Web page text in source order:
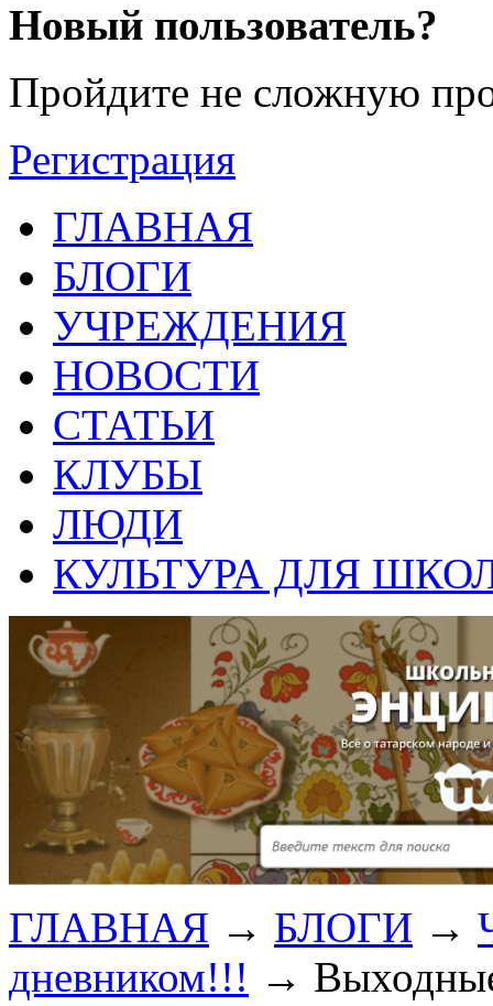
Новый пользователь?
Пройдите не сложную
Регистрация
ГЛАВНАЯ
БЛОГИ
УЧРЕЖДЕНИЯ
НОВОСТИ
СТАТЬИ
КЛУБЫ
ЛЮДИ
КУЛЬТУРА ДЛЯ
ГЛАВНАЯ → БЛОГИ →
дневником!!! →